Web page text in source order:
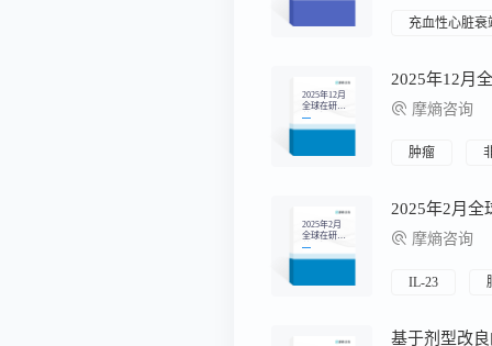
充血性心脏衰
2025年12月
全球在研新
药月报
2025年12月
摩熵咨询
肿瘤
2025年2月
全球在研新
药月报
2025年2月全
摩熵咨询
IL-23
基于剂型改